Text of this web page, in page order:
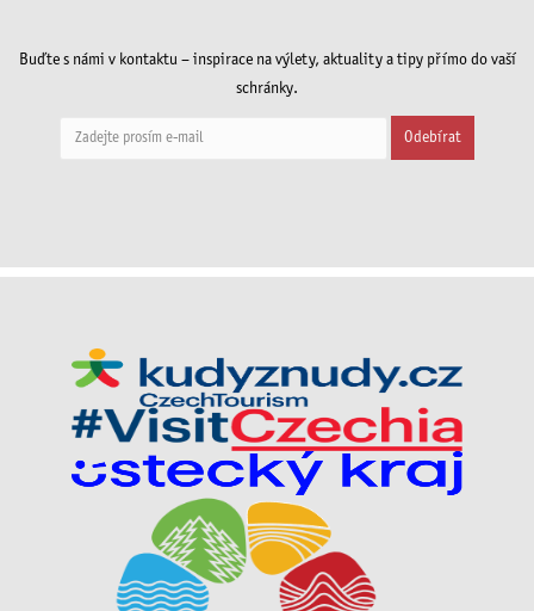
Buďte s námi v kontaktu – inspirace na výlety, aktuality a tipy přímo do vaší
schránky.
Odebírat